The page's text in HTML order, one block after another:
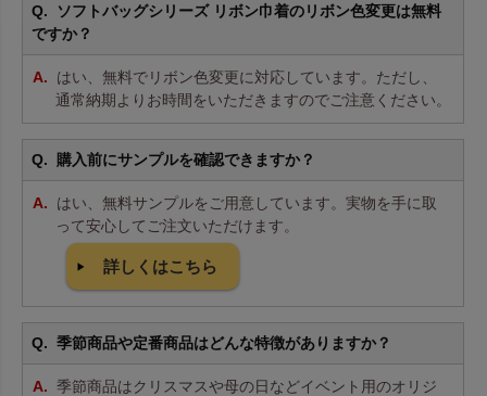
ソフトバッグシリーズ リボン巾着のリボン色変更は無料
ですか？
はい、無料でリボン色変更に対応しています。ただし、
通常納期よりお時間をいただきますのでご注意ください。
購入前にサンプルを確認できますか？
はい、無料サンプルをご用意しています。実物を手に取
って安心してご注文いただけます。
詳しくはこちら
季節商品や定番商品はどんな特徴がありますか？
季節商品はクリスマスや母の日などイベント用のオリジ